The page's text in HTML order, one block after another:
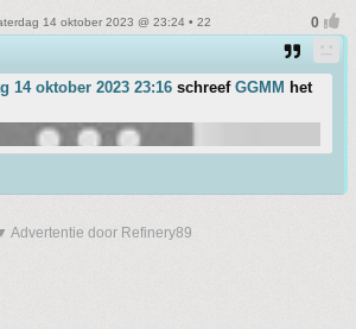
14 oktober 2023 @ 23:24 • 22
14 oktober 2023 23:16 schreef GGMM het
Advertentie door Refinery89